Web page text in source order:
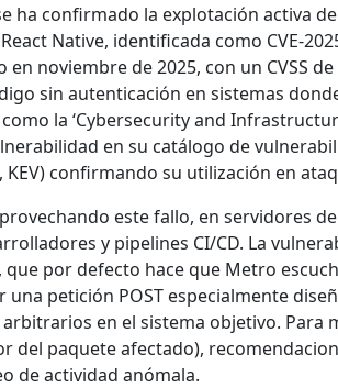
ha confirmado la explotación activa
Native, identificada como CVE-
noviembre de 2025, con un CVSS
sin autenticación en sistemas
la ‘Cybersecurity and
en su catálogo de
confirmando su utilización en
este fallo, en servidores
y pipelines CI/CD. La
por defecto hace que Metro
petición POST especialmente
en el sistema objetivo. Para
del paquete afectado),
de actividad anómala.